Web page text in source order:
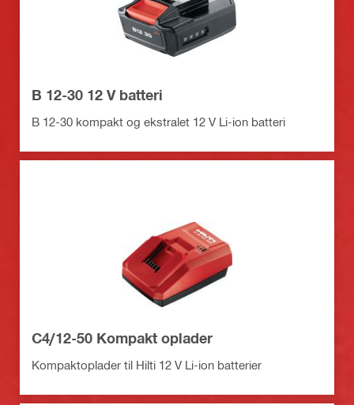
B 12-30 12 V batteri
B 12-30 kompakt og ekstralet 12 V Li-ion batteri
C4/12-50 Kompakt oplader
Kompaktoplader til Hilti 12 V Li-ion batterier